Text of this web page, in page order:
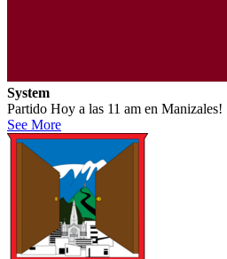
System
Partido Hoy a las 11 am en Manizales!
See More